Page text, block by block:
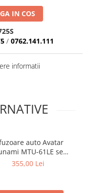
IN COS
/ 0762.141.111
informatii
auto Avatar
MTU-61LE set
165mm,
355,00 Lei